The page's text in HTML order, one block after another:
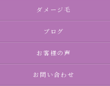
ダメージ毛
ブログ
お客様の声
お問い合わせ